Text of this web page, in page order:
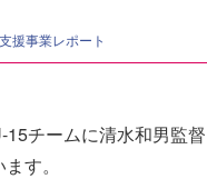
援事業レポート
チームに清水和男監
す。